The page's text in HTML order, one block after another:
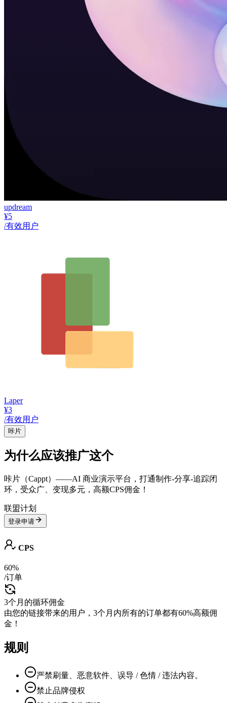
updream
¥5
/有效用户
Laper
¥3
/有效用户
咔片
为什么应该推广这个
咔片（Cappt）——AI 商业演示平台，打通制作-分享-追踪闭
环，受众广、变现多元，高额CPS佣金！
联盟计划
登录申请
CPS
60%
/订单
3个月的循环佣金
由您的链接带来的用户，3个月内所有的订单都有60%高额佣
金！
规则
严禁刷量、恶意软件、误导 / 色情 / 违法内容。
禁止品牌侵权